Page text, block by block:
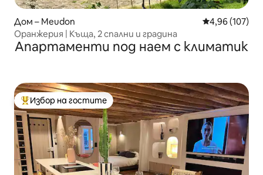
Дом – Meudon Средна
4,96 (107)
Оранжерия | Къща, 2 спални и градина
Апартаменти под наем с климатик
Най-популярен избор на гостите
Избор на гостите